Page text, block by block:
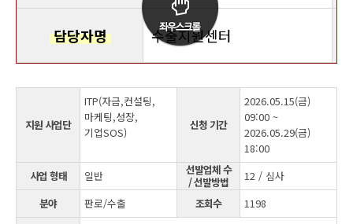
담당자명 수출지원센터
지원 사업단
ITP(자금,컨설팅,
마케팅,성장,
기업SOS)
신청 기간
2026.05.15(금)
09:00 ~
2026.05.29(금)
18:00
사업 형태
일반
선발업체 수
/ 선발방법
12 / 심사
분야
판로/수출 조회수
1198